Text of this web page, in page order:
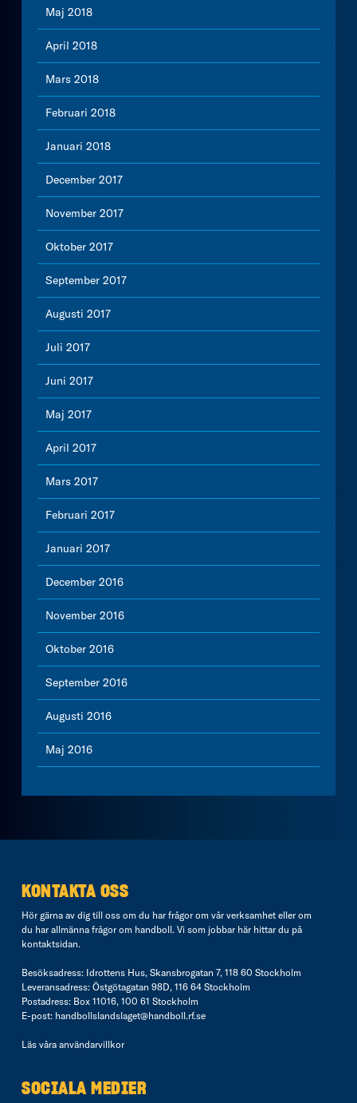
Maj 2018
April 2018
Mars 2018
Februari 2018
Januari 2018
December 2017
November 2017
Oktober 2017
September 2017
Augusti 2017
Juli 2017
Juni 2017
Maj 2017
April 2017
Mars 2017
Februari 2017
Januari 2017
December 2016
November 2016
Oktober 2016
September 2016
Augusti 2016
Maj 2016
KONTAKTA OSS
Hör gärna av dig till oss om du har frågor om vår verksamhet eller om
du har allmänna frågor om handboll. Vi som jobbar här hittar du på
kontaktsidan.
Besöksadress: Idrottens Hus, Skansbrogatan 7, 118 60 Stockholm
Leveransadress: Östgötagatan 98D, 116 64 Stockholm
Postadress: Box 11016, 100 61 Stockholm
E-post: handbollslandslaget@handboll.rf.se
Läs våra användarvillkor
SOCIALA MEDIER